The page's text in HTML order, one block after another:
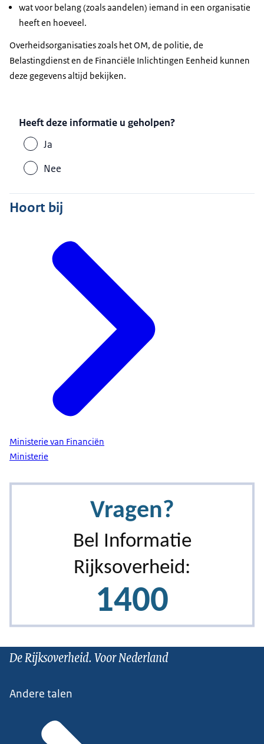
wat voor belang (zoals aandelen) iemand in een organisatie
heeft en hoeveel.
Overheidsorganisaties zoals het OM, de politie, de
Belastingdienst en de Financiële Inlichtingen Eenheid kunnen
deze gegevens altijd bekijken.
Heeft deze informatie u geholpen?
Ja
Nee
Hoort bij
Ministerie van Financiën
Ministerie
De Rijksoverheid. Voor Nederland
Andere talen